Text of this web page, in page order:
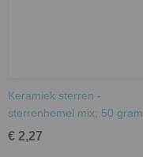
Keramiek sterren -
sterrenhemel mix; 50 gram
€ 2,27